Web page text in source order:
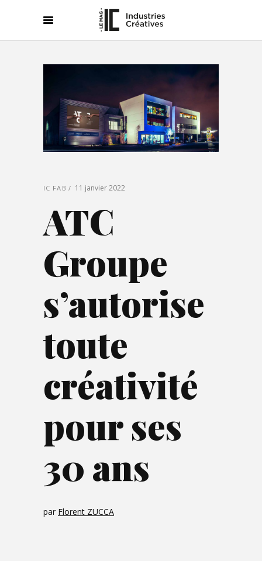
IC FAB 11 janvier 2022
ATC
Groupe
s’autorise
toute
créativité
pour ses
30 ans
par Florent ZUCCA